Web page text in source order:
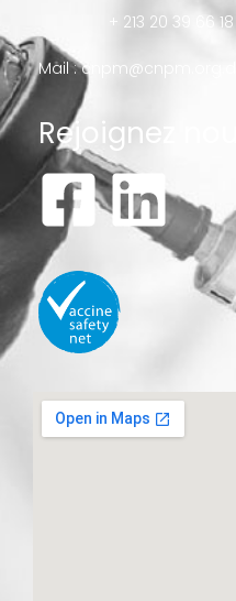
+ 213 20 39 66 18
Mail :cnpm@cnpm.org.dz
Rejoignez nous